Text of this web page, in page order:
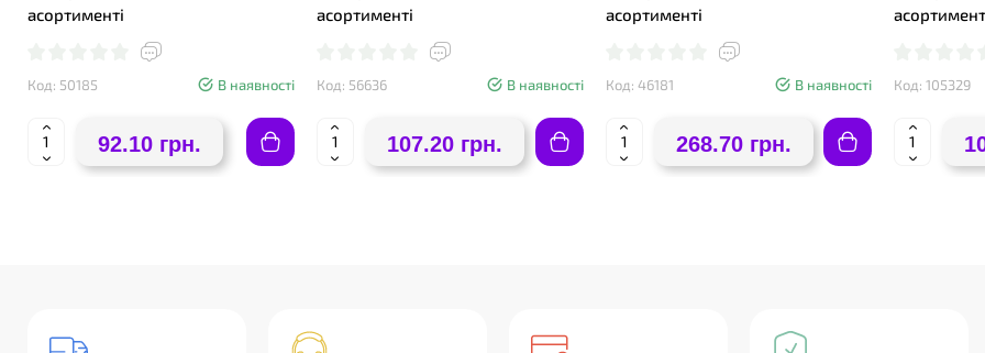
асортименті
Код: 50185 В наявності
92.10 грн.
асортименті
Код: 56636 В наявності
107.20 грн.
асортименті
Код: 46181 В наявності
268.70 грн.
Код: 105329